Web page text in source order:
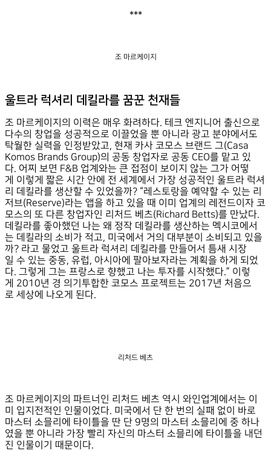
***
조 마르케이지
울트라 럭셔리 데킬라를 꿈꾼 천재들
조 마르케이지의 이력은 매우 화려하다. 테크 엔지니어 출신으로
다수의 창업을 성공적으로 이끌었을 뿐 아니라 광고 분야에서도
탁월한 실력을 인정받았고, 현재 카사 코모스 브랜드 그(Casa
Komos Brands Group)의 공동 창업자로 공동 CEO를 맡고 있
다. 어찌 보면 F&B 업계와는 큰 접점이 보이지 않는 그가 어떻
게 이렇게 짧은 시간 안에 전 세계에서 가장 성공적인 울트라 럭셔
리 데킬라를 생산할 수 있었을까? “레스토랑을 예약할 수 있는 리
저브(Reserve)라는 앱을 하고 있을 때 이미 업계의 레전드이자 코
모스의 또 다른 창업자인 리처드 베츠(Richard Betts)를 만났다.
데킬라를 좋아했던 나는 왜 정작 데킬라를 생산하는 멕시코에서
는 데킬라의 소비가 적고, 미국에서 거의 대부분이 소비되고 있을
까? 라고 물었고 울트라 럭셔리 데킬라를 만들어서 틈새 시장
일 수 있는 중동, 유럽, 아시아에 팔아보자라는 계획을 하게 되었
다. 그렇게 그는 프랑스로 향했고 나는 투자를 시작했다.” 이렇
게 2010년 경 의기투합한 코모스 프로젝트는 2017년 처음으
로 세상에 나오게 된다.
리처드 베츠
조 마르케이지의 파트너인 리처드 베츠 역시 와인업계에서는 이
미 입지전적인 인물이었다. 미국에서 단 한 번의 실패 없이 바로
마스터 소믈리에 타이틀을 딴 단 9명의 마스터 소믈리에 중 하나
였을 뿐 아니라 가장 빨리 자신의 마스터 소믈리에 타이틀을 내던
진 인물이기 때문이다.